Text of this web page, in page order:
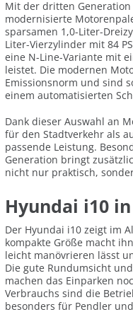
Mit der dritten
modernisierte
sparsamen 1,0-Liter-
Liter-Vierzylinder mit 84
eine N-Line-Variante mit
leistet. Die modernen
Emissionsnorm und sind
einem automatisierten
Dank dieser Auswahl an
für den Stadtverkehr als
passende Leistung.
Generation bringt
nicht nur praktisch,
Hyundai i10
Der Hyundai i10 zeigt im
kompakte Größe macht
leicht manövrieren lässt
Die gute Rundumsicht
machen das Einparken
Verbrauchs sind die
besonders für Pendler